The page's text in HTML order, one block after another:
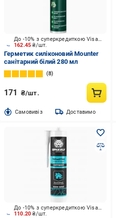
162.45₴/шт.
До -10% з суперкредиткою Visa Вигода
Герметик силіконовий Mounter
санітарний білий 280 мл
8
171 ₴/шт.
Cамовивіз Доставимо
110.20₴/шт.
До -10% з суперкредиткою Visa Вигода